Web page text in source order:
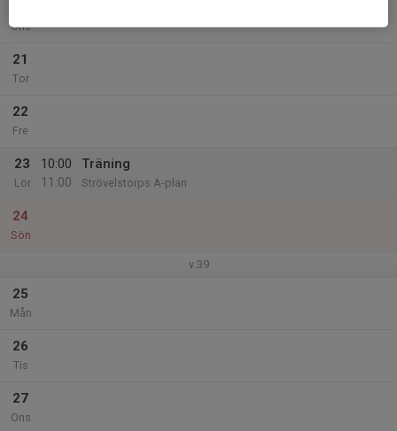
Ons
21
Tor
22
Fre
23
Lör
10:00
11:00
Träning
Strövelstorps A-plan
24
Sön
v.39
25
Mån
26
Tis
27
Ons